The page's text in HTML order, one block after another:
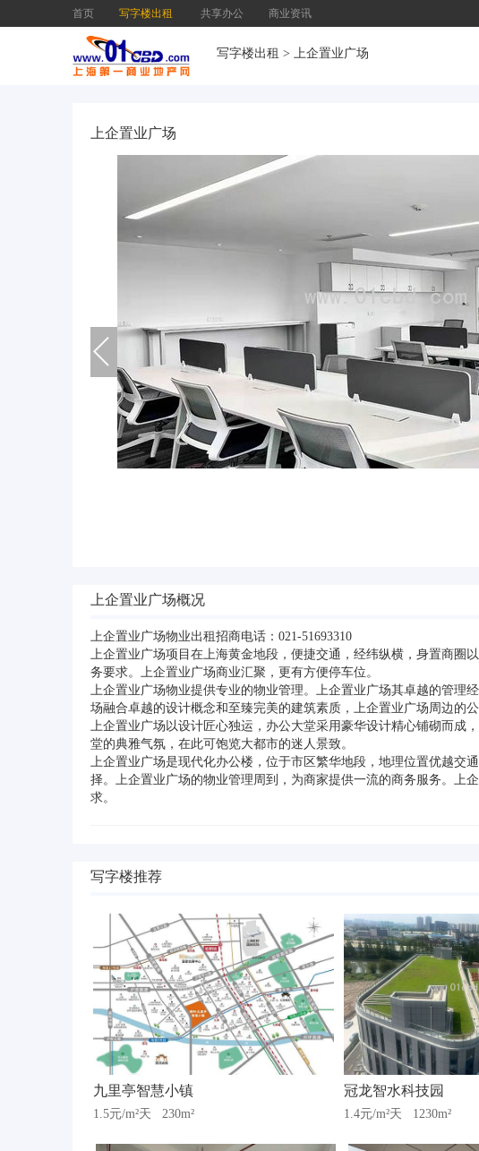
首页 写字楼出租 共享办公 商业资讯
写字楼出租 > 上企置业广场
上企置业广场
上企置业广场概况
上企置业广场物业出租招商电话：021-51693310
上企置业广场项目在上海黄金地段，便捷交通，经纬纵横，身置商圈
务要求。上企置业广场商业汇聚，更有方便停车位。
上企置业广场物业提供专业的物业管理。上企置业广场其卓越的管理
场融合卓越的设计概念和至臻完美的建筑素质，上企置业广场周边的
上企置业广场以设计匠心独运，办公大堂采用豪华设计精心铺砌而成
堂的典雅气氛，在此可饱览大都市的迷人景致。
上企置业广场是现代化办公楼，位于市区繁华地段，地理位置优越交
择。上企置业广场的物业管理周到，为商家提供一流的商务服务。上
求。
写字楼推荐
九里亭智慧小镇
1.5元/m²天 230m²
冠龙智水科技园
1.4元/m²天 1230m²